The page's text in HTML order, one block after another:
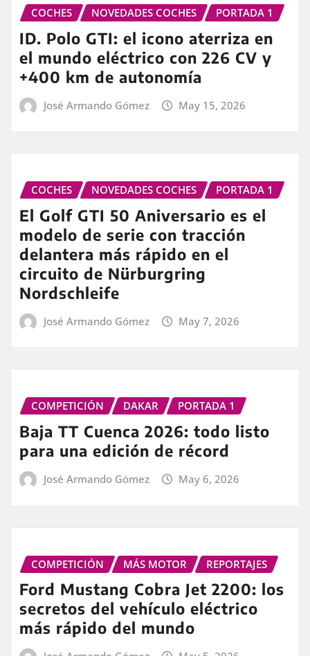
COCHES NOVEDADES COCHES PORTADA 1
ID. Polo GTI: el icono aterriza en
el mundo eléctrico con 226 CV y
+400 km de autonomía
José Armando Gómez May 15, 2026
COCHES NOVEDADES COCHES PORTADA 1
El Golf GTI 50 Aniversario es el
modelo de serie con tracción
delantera más rápido en el
circuito de Nürburgring
Nordschleife
José Armando Gómez May 7, 2026
COMPETICIÓN DAKAR PORTADA 1
Baja TT Cuenca 2026: todo listo
para una edición de récord
José Armando Gómez May 6, 2026
COMPETICIÓN MÁS MOTOR REPORTAJES
Ford Mustang Cobra Jet 2200: los
secretos del vehículo eléctrico
más rápido del mundo